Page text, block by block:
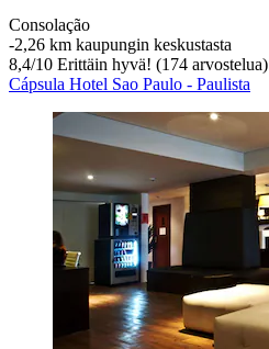
Consolação
‐2,26 km kaupungin keskustasta
8,4/10 Erittäin hyvä! (174 arvostelua)
Cápsula Hotel Sao Paulo - Paulista